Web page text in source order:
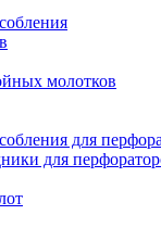
молотков
для
для